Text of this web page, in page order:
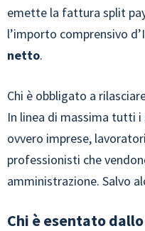
emette la fattura split
l’importo comprensivo
netto.
Chi è obbligato a
In linea di massima tutti i
ovvero imprese,
professionisti che
amministrazione. Salvo
Chi è esentato